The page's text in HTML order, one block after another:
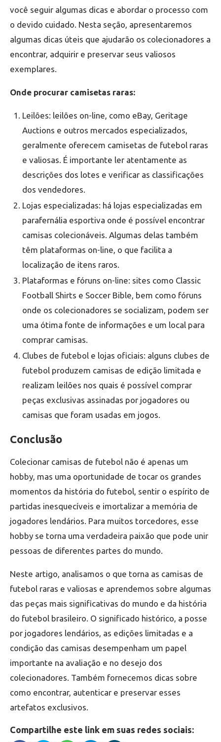
você seguir algumas dicas e abordar o processo com
o devido cuidado. Nesta seção, apresentaremos
algumas dicas úteis que ajudarão os colecionadores a
encontrar, adquirir e preservar seus valiosos
exemplares.
Onde procurar camisetas raras:
Leilões: leilões on-line, como eBay, Geritage
Auctions e outros mercados especializados,
geralmente oferecem camisetas de futebol raras
e valiosas. É importante ler atentamente as
descrições dos lotes e verificar as classificações
dos vendedores.
Lojas especializadas: há lojas especializadas em
parafernália esportiva onde é possível encontrar
camisas colecionáveis. Algumas delas também
têm plataformas on-line, o que facilita a
localização de itens raros.
Plataformas e fóruns on-line: sites como Classic
Football Shirts e Soccer Bible, bem como fóruns
onde os colecionadores se socializam, podem ser
uma ótima fonte de informações e um local para
comprar camisas.
Clubes de futebol e lojas oficiais: alguns clubes de
futebol produzem camisas de edição limitada e
realizam leilões nos quais é possível comprar
peças exclusivas assinadas por jogadores ou
camisas que foram usadas em jogos.
Conclusão
Colecionar camisas de futebol não é apenas um
hobby, mas uma oportunidade de tocar os grandes
momentos da história do futebol, sentir o espírito de
partidas inesquecíveis e imortalizar a memória de
jogadores lendários. Para muitos torcedores, esse
hobby se torna uma verdadeira paixão que pode unir
pessoas de diferentes partes do mundo.
Neste artigo, analisamos o que torna as camisas de
futebol raras e valiosas e aprendemos sobre algumas
das peças mais significativas do mundo e da história
do futebol brasileiro. O significado histórico, a posse
por jogadores lendários, as edições limitadas e a
condição das camisas desempenham um papel
importante na avaliação e no desejo dos
colecionadores. Também fornecemos dicas sobre
como encontrar, autenticar e preservar esses
artefatos exclusivos.
Compartilhe este link em suas redes sociais: